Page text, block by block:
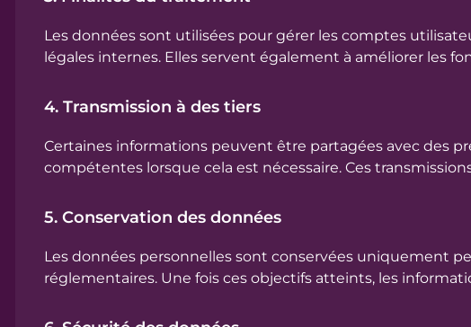
Les données sont utilisées pour gérer les comptes
légales internes. Elles servent également à améliorer les
4. Transmission à des tiers
Certaines informations peuvent être partagées avec des
compétentes lorsque cela est nécessaire. Ces
5. Conservation des données
Les données personnelles sont conservées uniquement
réglementaires. Une fois ces objectifs atteints, les